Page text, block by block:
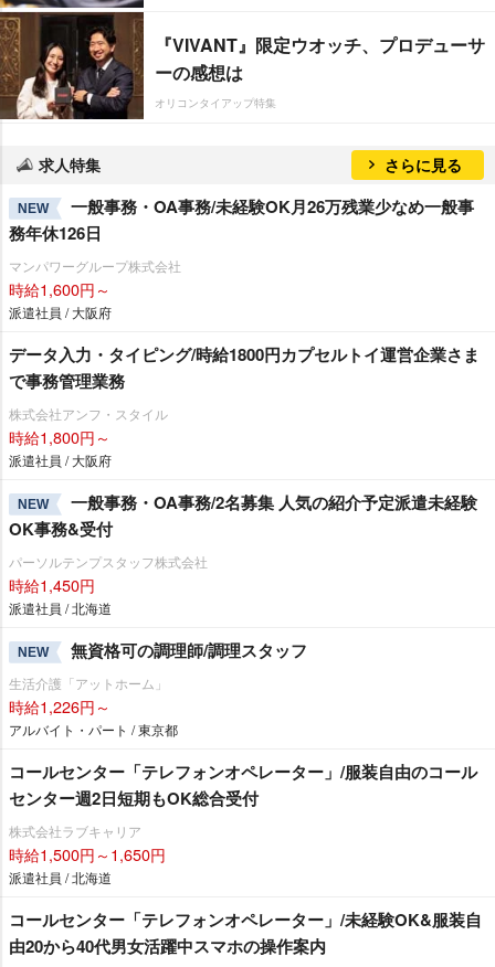
『VIVANT』限定ウオッチ、プロデューサ
ーの感想は
オリコンタイアップ特集
求人特集 さらに見る
NEW
一般事務・OA事務/未経験OK月26万残業少なめ一般事
務年休126日
マンパワーグループ株式会社
時給1,600円～
派遣社員 / 大阪府
データ入力・タイピング/時給1800円カプセルトイ運営企業さま
で事務管理業務
株式会社アンフ・スタイル
時給1,800円～
派遣社員 / 大阪府
NEW
一般事務・OA事務/2名募集 人気の紹介予定派遣未経験
OK事務&受付
パーソルテンプスタッフ株式会社
時給1,450円
派遣社員 / 北海道
NEW 無資格可の調理師/調理スタッフ
生活介護「アットホーム」
時給1,226円～
アルバイト・パート / 東京都
コールセンター「テレフォンオペレーター」/服装自由のコール
センター週2日短期もOK総合受付
株式会社ラブキャリア
時給1,500円～1,650円
派遣社員 / 北海道
コールセンター「テレフォンオペレーター」/未経験OK&服装自
由20から40代男女活躍中スマホの操作案内